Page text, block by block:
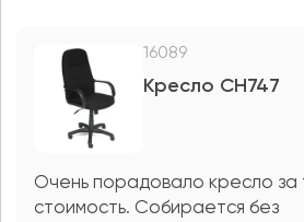
16089
Кресло CH747
Очень порадовало кресло за
стоимость. Собирается без